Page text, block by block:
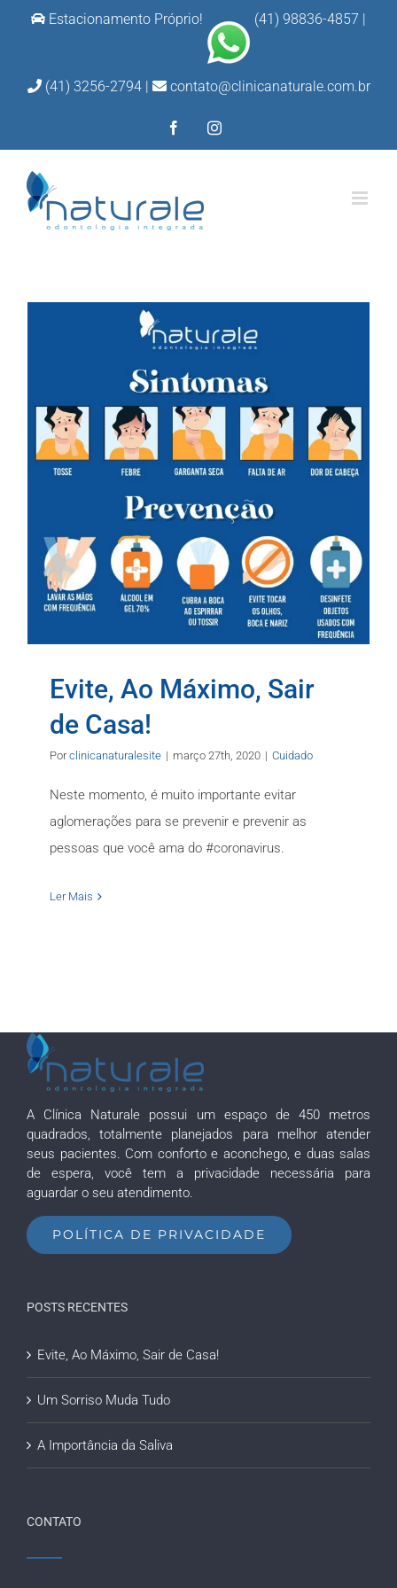
conteúdo
Estacionamento Próprio! (41) 98836-4857 |
(41) 3256-2794 | contato@clinicanaturale.com.br
FacebookInstagram
Evite, Ao Máximo, Sair
de Casa!
Porclinicanaturalesite | março 27th, 2020 | Cuidado
Neste momento, é muito importante evitar
aglomerações para se prevenir e prevenir as
pessoas que você ama do #coronavirus.
Ler Mais
A Clínica Naturale possui um espaço de 450 metros
quadrados, totalmente planejados para melhor atender
seus pacientes. Com conforto e aconchego, e duas salas
de espera, você tem a privacidade necessária para
aguardar o seu atendimento.
POLÍTICA DE PRIVACIDADE
POSTS RECENTES
Evite, Ao Máximo, Sair de Casa!
Um Sorriso Muda Tudo
A Importância da Saliva
CONTATO